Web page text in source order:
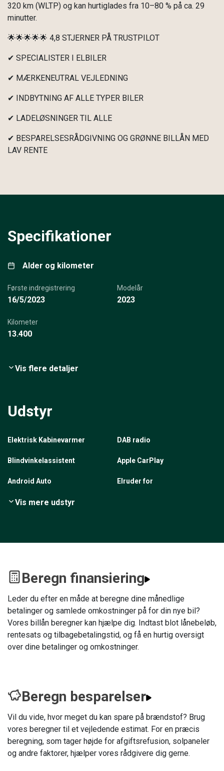
320 km (WLTP) og kan hurtiglades fra 10–80 % på ca. 29
minutter.
🌟🌟🌟🌟🌟 4,8 STJERNER PÅ TRUSTPILOT
✔ SPECIALISTER I ELBILER
✔ MÆRKENEUTRAL VEJLEDNING
✔ INDBYTNING AF ALLE TYPER BILER
✔ LADELØSNINGER TIL ALLE
✔ BESPARELSESRÅDGIVNING OG GRØNNE BILLÅN MED
LAV RENTE
Specifikationer
Alder og kilometer
Første indregistrering
16/5/2023
Modelår
2023
Kilometer
13.400
Vis flere detaljer
Udstyr
Elektrisk Kabinevarmer DAB radio
Blindvinkelassistent Apple CarPlay
Android Auto Elruder for
Vis mere udstyr
Beregn finansiering
Leder du efter en måde at beregne dine månedlige
betalinger og samlede omkostninger på for din nye bil?
Vores billån beregner kan hjælpe dig. Indtast blot lånebeløb,
rentesats og tilbagebetalingstid, og få en hurtig oversigt
over dine betalinger og omkostninger.
Beregn besparelser
Vil du vide, hvor meget du kan spare på brændstof? Brug
vores beregner til et vejledende estimat. For en præcis
beregning, som tager højde for afgiftsrefusion, solpaneler
og andre faktorer, hjælper vores rådgivere dig gerne.